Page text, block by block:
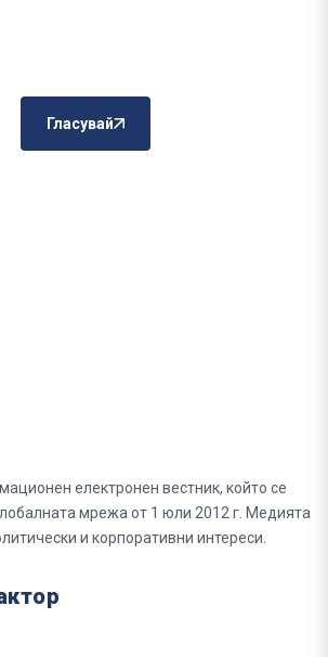
Гласувай
електронен вестник, който се
мрежа от 1 юли 2012 г. Медията
и корпоративни интереси.